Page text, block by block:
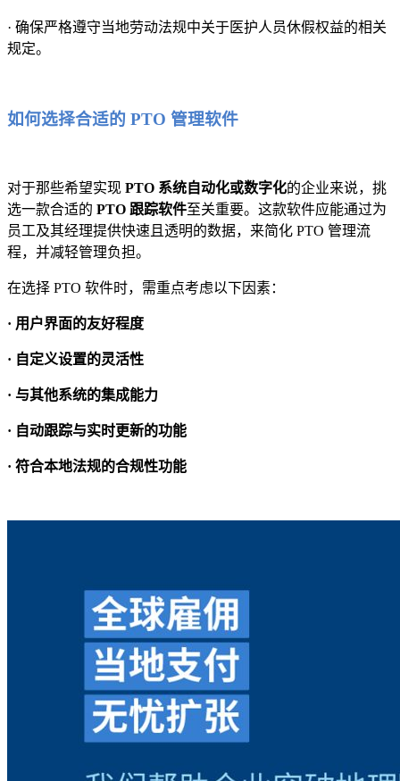
· 确保严格遵守当地劳动法规中关于医护人员休假权益的相关
规定。
如何选择合适的 PTO 管理软件
对于那些希望实现 PTO 系统自动化或数字化的企业来说，挑
选一款合适的 PTO 跟踪软件至关重要。这款软件应能通过为
员工及其经理提供快速且透明的数据，来简化 PTO 管理流
程，并减轻管理负担。
在选择 PTO 软件时，需重点考虑以下因素：
· 用户界面的友好程度
· 自定义设置的灵活性
· 与其他系统的集成能力
· 自动跟踪与实时更新的功能
· 符合本地法规的合规性功能